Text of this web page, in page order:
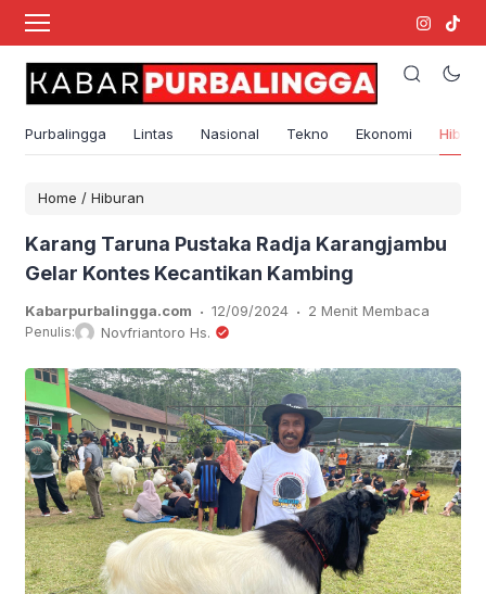
Purbalingga Lintas Nasional Tekno Ekonomi
Home / Hiburan
Karang Taruna Pustaka Radja Karangjambu
Gelar Kontes Kecantikan Kambing
Kabarpurbalingga.com . 12/09/2024 . 2 Menit Membaca
Penulis: Novfriantoro Hs.